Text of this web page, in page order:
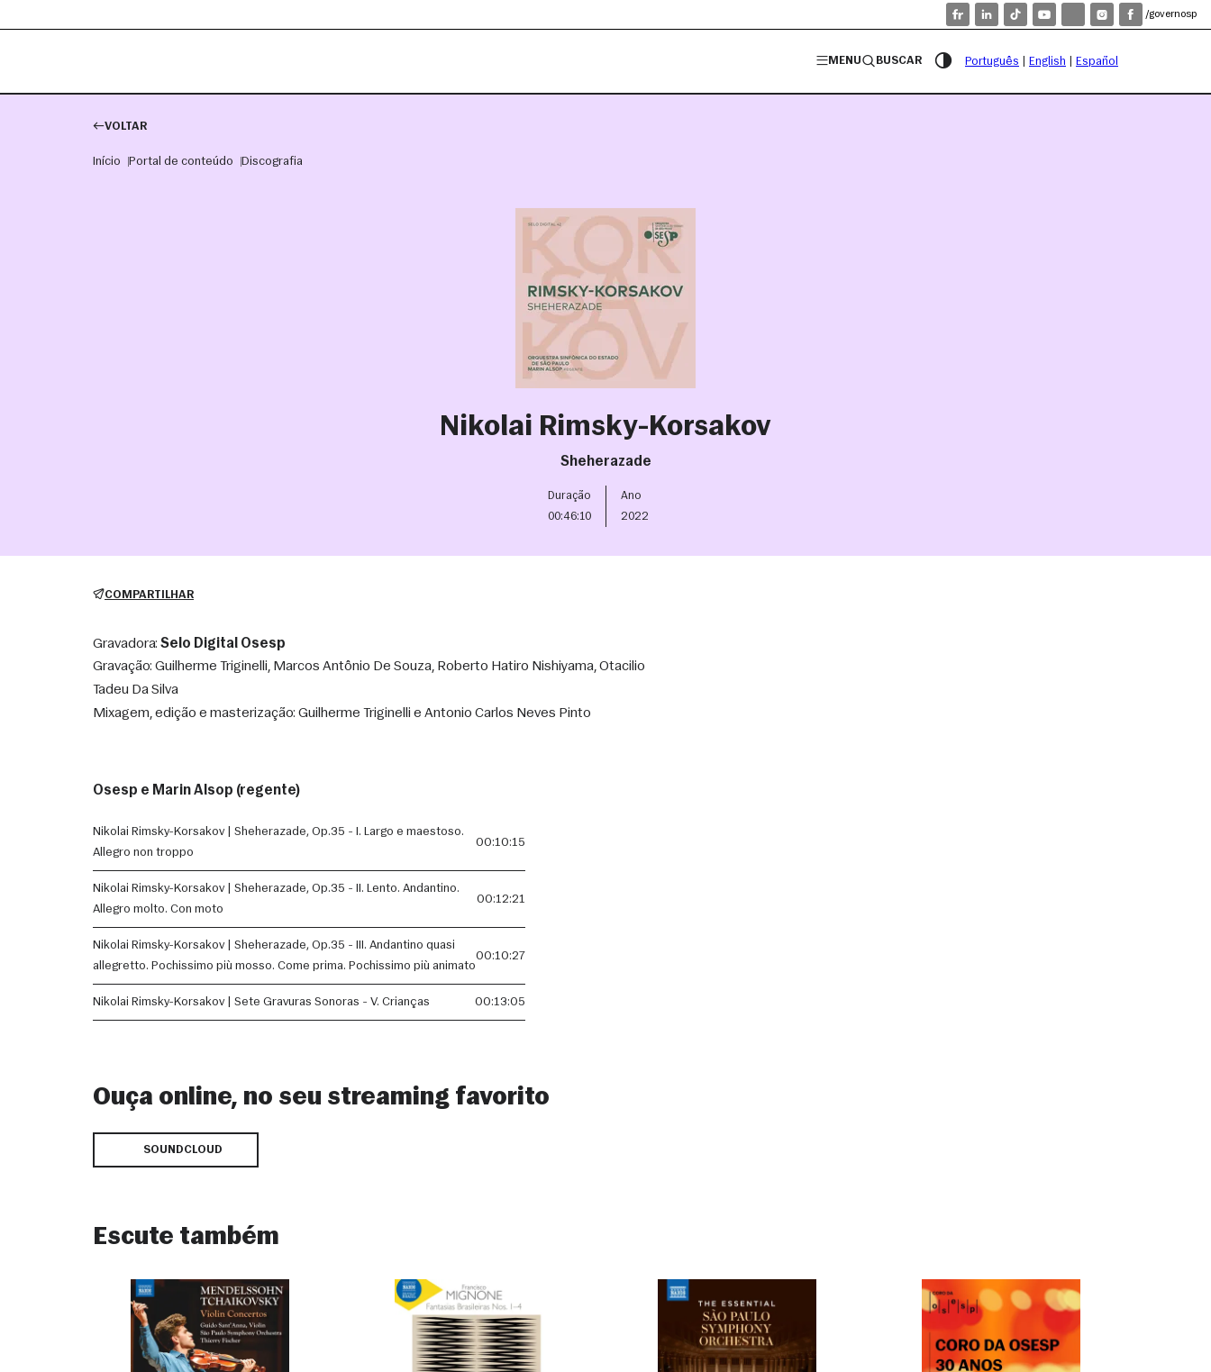
/governosp
MENU BUSCAR Português English Español
VOLTAR
Início Portal de conteúdo Discografia
Nikolai Rimsky-Korsakov
Sheherazade
Duração
00:46:10
Ano
2022
COMPARTILHAR
Gravadora: Selo Digital Osesp
Gravação: Guilherme Triginelli, Marcos Antônio De Souza, Roberto Hatiro Nishiyama, Otacilio
Tadeu Da Silva
Mixagem, edição e masterização: Guilherme Triginelli e Antonio Carlos Neves Pinto
Osesp e Marin Alsop (regente)
Nikolai Rimsky-Korsakov | Sheherazade, Op.35 - I. Largo e maestoso.
Allegro non troppo
00:10:15
Nikolai Rimsky-Korsakov | Sheherazade, Op.35 - II. Lento. Andantino.
Allegro molto. Con moto
00:12:21
Nikolai Rimsky-Korsakov | Sheherazade, Op.35 - III. Andantino quasi
allegretto. Pochissimo più mosso. Come prima. Pochissimo più animato
00:10:27
Nikolai Rimsky-Korsakov | Sete Gravuras Sonoras - V. Crianças 00:13:05
Ouça online, no seu streaming favorito
SOUNDCLOUD
Escute também